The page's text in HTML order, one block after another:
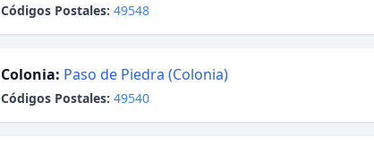
Códigos Postales: 49548
Colonia: Paso de Piedra (Colonia)
Códigos Postales: 49540